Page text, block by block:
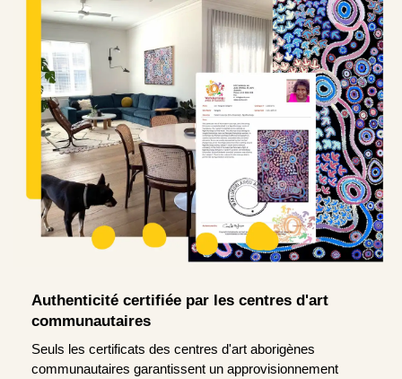
Authenticité certifiée par les centres d'art
communautaires
Seuls les certificats des centres d'art aborigènes
communautaires garantissent un approvisionnement